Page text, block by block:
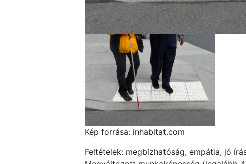
Kép forrása: inhabitat.com
Feltételek: megbízhatóság, empátia, jó